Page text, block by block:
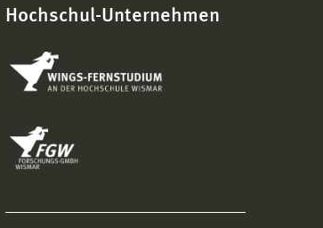
Hochschul-Unternehmen